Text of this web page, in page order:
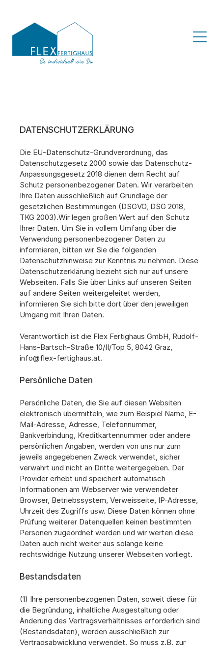
DATENSCHUTZERKLÄRUNG
Die EU-Datenschutz-Grundverordnung, das
Datenschutzgesetz 2000 sowie das Datenschutz-
Anpassungsgesetz 2018 dienen dem Recht auf
Schutz personenbezogener Daten. Wir verarbeiten
Ihre Daten ausschließlich auf Grundlage der
gesetzlichen Bestimmungen (DSGVO, DSG 2018,
TKG 2003).Wir legen großen Wert auf den Schutz
Ihrer Daten. Um Sie in vollem Umfang über die
Verwendung personenbezogener Daten zu
informieren, bitten wir Sie die folgenden
Datenschutzhinweise zur Kenntnis zu nehmen. Diese
Datenschutzerklärung bezieht sich nur auf unsere
Webseiten. Falls Sie über Links auf unseren Seiten
auf andere Seiten weitergeleitet werden,
informieren Sie sich bitte dort über den jeweiligen
Umgang mit Ihren Daten.
Verantwortlich ist die Flex Fertighaus GmbH, Rudolf-
info@flex-fertighaus.at.
Persönliche Daten
Persönliche Daten, die Sie auf diesen Websiten
elektronisch übermitteln, wie zum Beispiel Name, E-
Mail-Adresse, Adresse, Telefonnummer,
Bankverbindung, Kreditkartennummer oder andere
persönlichen Angaben, werden von uns nur zum
jeweils angegebenen Zweck verwendet, sicher
verwahrt und nicht an Dritte weitergegeben. Der
Provider erhebt und speichert automatisch
Informationen am Webserver wie verwendeter
Browser, Betriebssystem, Verweisseite, IP-Adresse,
Uhrzeit des Zugriffs usw. Diese Daten können ohne
Prüfung weiterer Datenquellen keinen bestimmten
Personen zugeordnet werden und wir werten diese
Daten auch nicht weiter aus solange keine
rechtswidrige Nutzung unserer Webseiten vorliegt.
Bestandsdaten
(1) Ihre personenbezogenen Daten, soweit diese für
die Begründung, inhaltliche Ausgestaltung oder
Änderung des Vertragsverhältnisses erforderlich sind
(Bestandsdaten), werden ausschließlich zur
Vertragsabwicklung verwendet. So muss z.B. zur